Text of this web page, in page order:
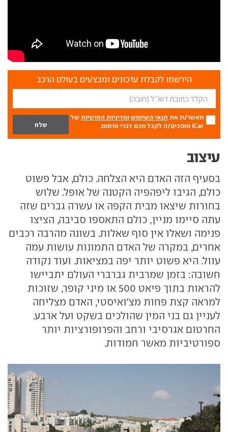
הירשמו לקבלת עדכונים ומבצעים בעולם הרכב
מאשר/ת את תנאי השימוש ומדיניות הפרטיות של
iCar ומסכים/ה לקבל מכם דברי פרסום.
עיצוב
בסעיף הזה האדם היא הצלחה. כולם, אבל פשוט
כולם, הגיבו ליפהפיה הקטנה של אופל. שלוש
בחורות שיצאו מבית הקפה או עשרה גברים שזה
עתה סיימו מניין, כולם התאספו סביבה, הציצו
פנימה ושאלו אין סוף שאלות. בשונה מהרבה רכבים
אחרים, במקרה של האדם התמונות עושות עמה
עוול. היא פשוט יותר יפה במציאות. ועוד נקודה
חשובה: בזמן שמרבית גברברי העולם יתביישו
להראות בתוך פיאט 500 או מיני קופר, שזוכות
למראה קצת פחות מצ'ואיסטי, האדם מצליחה
לעניין גם בני המין שהולכים בשקט ועל ארבע.
החרטום אגרסיבי ורחב והפרופורציות יותר
ספורטיביות מאשר חמודות.